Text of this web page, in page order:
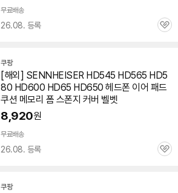
무료배송
26.08. 등록
관
쿠팡
[해외] SENNHEISER HD545 HD565 HD5
80 HD600 HD65 HD650 헤드폰 이어 패드
쿠션 메모리 폼 스폰지 커버 벨벳
8,920원
무료배송
26.08. 등록
관
쿠팡